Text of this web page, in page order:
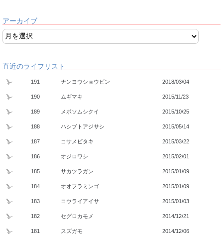
アーカイブ
直近のライフリスト
191 ナンヨウショウビン 2018/03/04
190 ムギマキ 2015/11/23
189 メボソムシクイ 2015/10/25
188 ハシブトアジサシ 2015/05/14
187 コサメビタキ 2015/03/22
186 オジロワシ 2015/02/01
185 サカツラガン 2015/01/09
184 オオフラミンゴ 2015/01/09
183 コウライアイサ 2015/01/03
182 セグロカモメ 2014/12/21
181 スズガモ 2014/12/06